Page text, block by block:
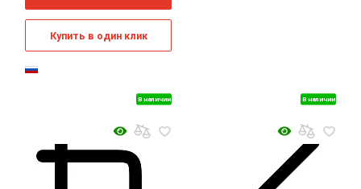
В наличии
Купить в один клик
В наличии